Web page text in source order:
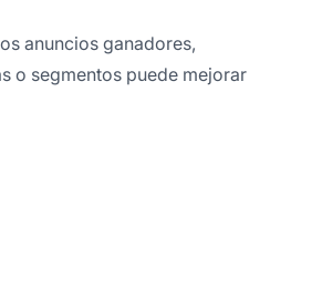
anuncios ganadores,
o segmentos puede mejorar